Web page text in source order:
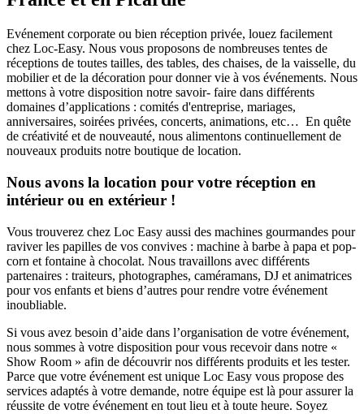
Evénement corporate ou bien réception privée, louez facilement
chez Loc-Easy. Nous vous proposons de nombreuses tentes de
réceptions de toutes tailles, des tables, des chaises, de la vaisselle, du
mobilier et de la décoration pour donner vie à vos événements. Nous
mettons à votre disposition notre savoir- faire dans différents
domaines d’applications : comités d'entreprise, mariages,
anniversaires, soirées privées, concerts, animations, etc… En quête
de créativité et de nouveauté, nous alimentons continuellement de
nouveaux produits notre boutique de location.
Nous avons la location pour votre réception en
intérieur ou en extérieur !
Vous trouverez chez Loc Easy aussi des machines gourmandes pour
raviver les papilles de vos convives : machine à barbe à papa et pop-
corn et fontaine à chocolat. Nous travaillons avec différents
partenaires : traiteurs, photographes, caméramans, DJ et animatrices
pour vos enfants et biens d’autres pour rendre votre événement
inoubliable.
Si vous avez besoin d’aide dans l’organisation de votre événement,
nous sommes à votre disposition pour vous recevoir dans notre «
Show Room » afin de découvrir nos différents produits et les tester.
Parce que votre événement est unique Loc Easy vous propose des
services adaptés à votre demande, notre équipe est là pour assurer la
réussite de votre événement en tout lieu et à toute heure. Soyez